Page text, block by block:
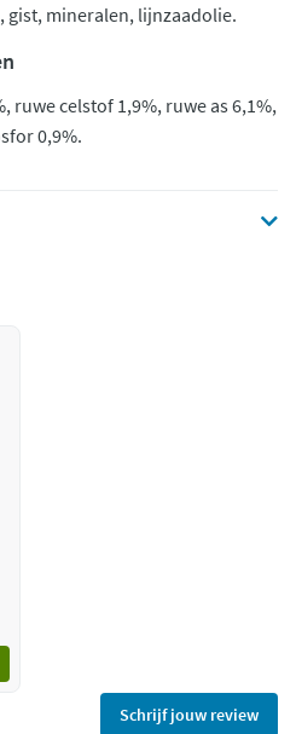
gist, mineralen, lijnzaadolie.
ruwe celstof 1,9%, ruwe as 6,1%,
0,9%.
Schrijf jouw review